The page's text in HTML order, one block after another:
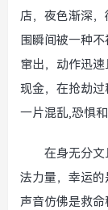
店，夜色渐深
围瞬间被一种
窜出，动作迅
现金，在抢劫
一片混乱,恐惧
在身无分
法力量，幸运
声音仿佛是救